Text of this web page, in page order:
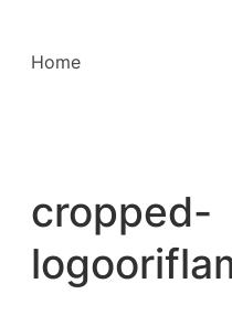
para
Home
cropped-